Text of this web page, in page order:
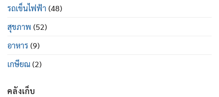
รถเข็นไฟฟ้า (48)
สุขภาพ (52)
อาหาร (9)
เกษียณ(2)
คลังเก็บ